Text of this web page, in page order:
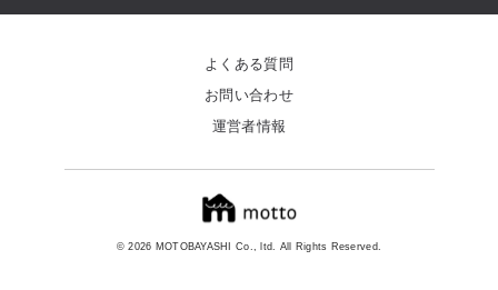
© 2026 MOTOBAYASHI Co., ltd. All Rights Reserved.
よくある質問
お問い合わせ
運営者情報